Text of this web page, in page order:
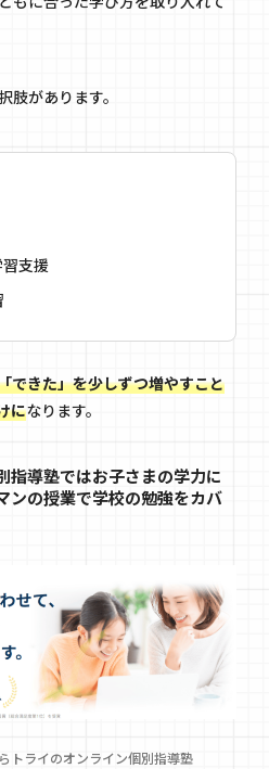
肢があります。
支援
できた」を少しずつ増やすこと
になります。
指導塾ではお子さまの学力に
ンの授業で学校の勉強をカバ
トライのオンライン個別指導塾